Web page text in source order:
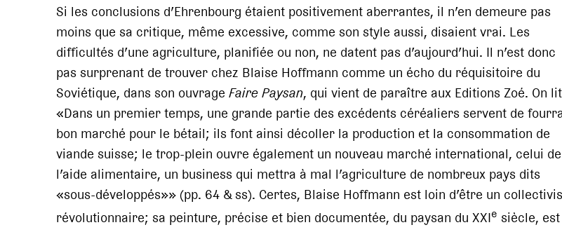
Si les conclusions d’Ehrenbourg étaient positivement aberrantes, il n’en demeure pas
moins que sa critique, même excessive, comme son style aussi, disaient vrai. Les
difficultés d’une agriculture, planifiée ou non, ne datent pas d’aujourd’hui. Il n’est donc
pas surprenant de trouver chez Blaise Hoffmann comme un écho du réquisitoire du
Soviétique, dans son ouvrage Faire Paysan, qui vient de paraître aux Editions Zoé. On
«Dans un premier temps, une grande partie des excédents céréaliers servent de
bon marché pour le bétail; ils font ainsi décoller la production et la consommation de
viande suisse; le trop-plein ouvre également un nouveau marché international, celui de
l’aide alimentaire, un business qui mettra à mal l’agriculture de nombreux pays dits
«sous-développés»» (pp. 64 & ss). Certes, Blaise Hoffmann est loin d’être un
révolutionnaire; sa peinture, précise et bien documentée, du paysan du XXIe siècle, est